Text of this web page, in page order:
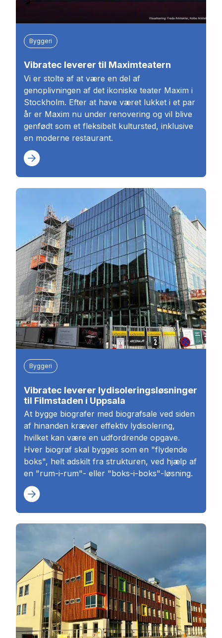
Byggeri
Vibratec leverer til Maximteatern
Vi er stolte af at være en del af
genoplivningen af det ikoniske teater Maxim i
Stockholm. Efter at have været lukket i et par
år er Maxim nu under renovering og vil blive
genfødt som et fleksibelt kultursted, inklusive
en moderne restaurant.
Byggeri
Vibratec leverer lydisoleringsløsninger
til Filmstaden i Uppsala
At bygge biografer med biografsale ved siden
af hinanden kræver effektiv lydisolering,
hvilket kan være en udfordrende opgave.
Hver biograf skal bygges som en "flydende
boks", helt adskilt fra strukturen, ved hjælp af
en "rum-i-rum"- eller "boks-i-boks"-løsning.